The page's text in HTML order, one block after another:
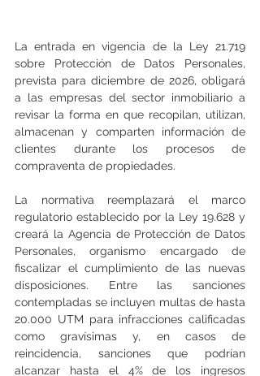
La entrada en vigencia de la Ley 21.719
sobre Protección de Datos Personales,
prevista para diciembre de 2026, obligará
a las empresas del sector inmobiliario a
revisar la forma en que recopilan, utilizan,
almacenan y comparten información de
clientes durante los procesos de
compraventa de propiedades.
La normativa reemplazará el marco
regulatorio establecido por la Ley 19.628 y
creará la Agencia de Protección de Datos
Personales, organismo encargado de
fiscalizar el cumplimiento de las nuevas
disposiciones. Entre las sanciones
contempladas se incluyen multas de hasta
20.000 UTM para infracciones calificadas
como gravísimas y, en casos de
reincidencia, sanciones que podrían
alcanzar hasta el 4% de los ingresos